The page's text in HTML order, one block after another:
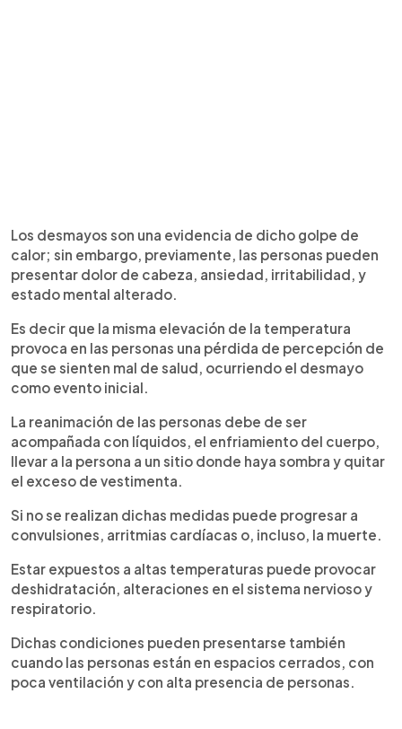
Los desmayos son una evidencia de dicho golpe de
calor; sin embargo, previamente, las personas pueden
presentar dolor de cabeza, ansiedad, irritabilidad, y
estado mental alterado.
Es decir que la misma elevación de la temperatura
provoca en las personas una pérdida de percepción de
que se sienten mal de salud, ocurriendo el desmayo
como evento inicial.
La reanimación de las personas debe de ser
acompañada con líquidos, el enfriamiento del cuerpo,
llevar a la persona a un sitio donde haya sombra y quitar
el exceso de vestimenta.
Si no se realizan dichas medidas puede progresar a
convulsiones, arritmias cardíacas o, incluso, la muerte.
Estar expuestos a altas temperaturas puede provocar
deshidratación, alteraciones en el sistema nervioso y
respiratorio.
Dichas condiciones pueden presentarse también
cuando las personas están en espacios cerrados, con
poca ventilación y con alta presencia de personas.